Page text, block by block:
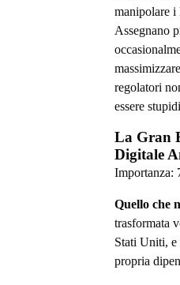
manipolare i
Assegnano
regolatori
essere
La Gran
Digitale
Importanza:
Quello che
trasformata
Stati Uniti, e
propria